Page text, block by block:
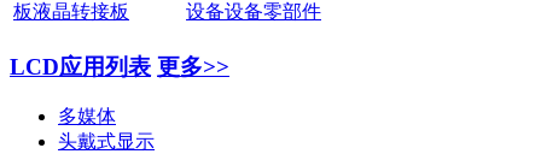
板液晶转接板
设备设备零部件
LCD应用列表 更多>>
多媒体
头戴式显示